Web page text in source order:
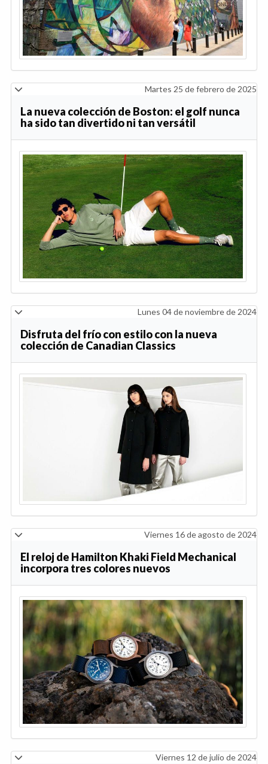
Martes 25 de febrero de 2025
La nueva colección de Boston: el golf nunca
ha sido tan divertido ni tan versátil
Lunes 04 de noviembre de 2024
Disfruta del frío con estilo con la nueva
colección de Canadian Classics
Viernes 16 de agosto de 2024
El reloj de Hamilton Khaki Field Mechanical
incorpora tres colores nuevos
Viernes 12 de julio de 2024